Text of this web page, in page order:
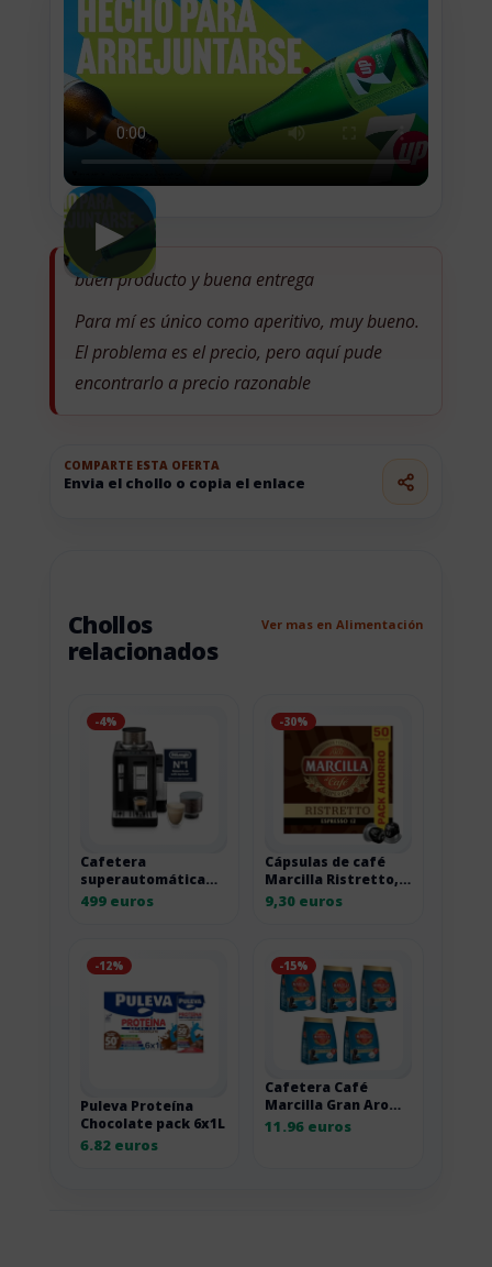
▶
buen producto y buena entrega
Para mí es único como aperitivo, muy bueno.
El problema es el precio, pero aquí pude
encontrarlo a precio razonable
COMPARTE ESTA OFERTA
Envia el chollo o copia el enlace
Chollos
relacionados
Ver mas en Alimentación
-4%
Cafetera
superautomática
De’Longhi Rivelia
499 euros
-30%
Cápsulas de café
Marcilla Ristretto,
pack ahorro 2 por
18,60 euros
9,30 euros
-12%
Puleva Proteína
Chocolate pack 6x1L
6.82 euros
-15%
Cafetera Café
Marcilla Gran Aroma
Descafeinado, pack
11.96 euros